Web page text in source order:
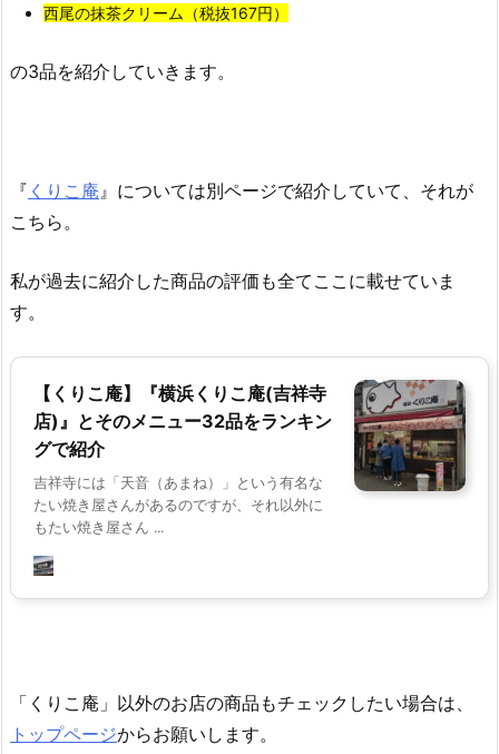
西尾の抹茶クリーム（税抜167円）
の3品を紹介していきます。
『 くりこ庵 』については別ページで紹介していて、それが
こちら。
私が過去に紹介した商品の評価も全てここに載せていま
す。
【くりこ庵】『横浜くりこ庵(吉祥寺
店)』とそのメニュー32品をランキン
グで紹介
吉祥寺には「天音（あまね）」という有名な
たい焼き屋さんがあるのですが、それ以外に
もたい焼き屋さん ...
「くりこ庵」以外のお店の商品もチェックしたい場合は、
トップページからお願いします。